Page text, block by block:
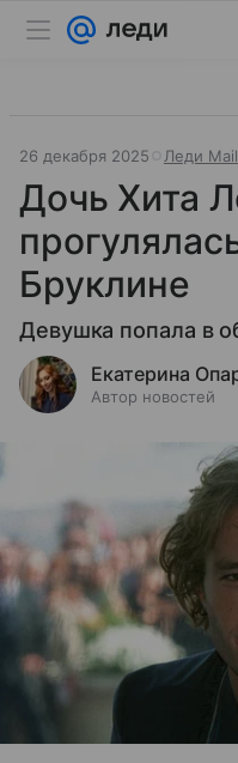
26 декабря 2025 Леди Mail
Дочь Хита
Бруклине
Девушка попала в
Екатерина
Автор новостей